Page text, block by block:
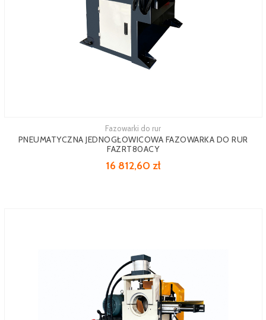
Fazowarki do rur
PNEUMATYCZNA JEDNOGŁOWICOWA FAZOWARKA DO RUR
FAZRT80ACY
16 812,60 zł